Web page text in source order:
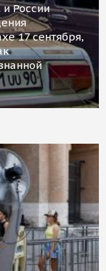
России
17 сентября,